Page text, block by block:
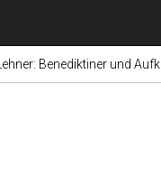
Benediktiner und